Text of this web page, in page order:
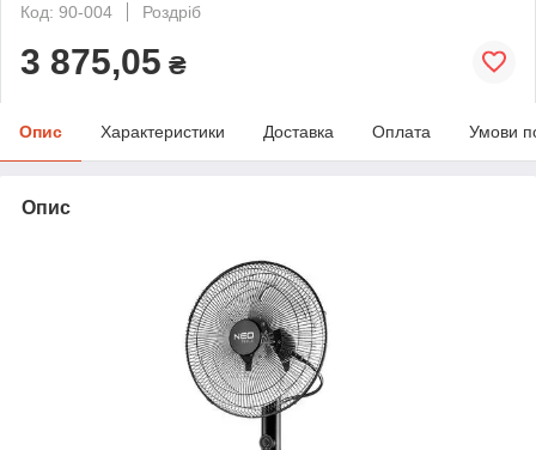
Код: 90-004
Роздріб
3 875,05 ₴
Опис Характеристики Доставка Оплата Умови
Опис